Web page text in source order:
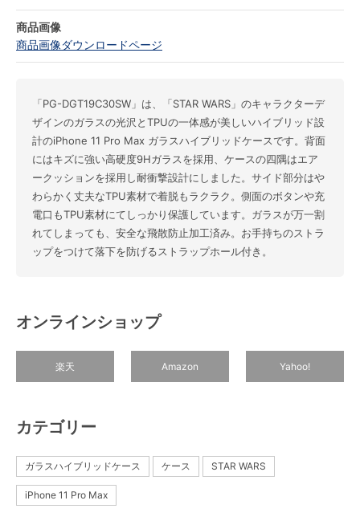
商品画像
商品画像ダウンロードページ
「PG-DGT19C30SW」は、「STAR WARS」のキャラクターデ
ザインのガラスの光沢とTPUの一体感が美しいハイブリッド設
計のiPhone 11 Pro Max ガラスハイブリッドケースです。背面
にはキズに強い高硬度9Hガラスを採用、ケースの四隅はエア
ークッションを採用し耐衝撃設計にしました。サイド部分はや
わらかく丈夫なTPU素材で着脱もラクラク。側面のボタンや充
電口もTPU素材にてしっかり保護しています。ガラスが万一割
れてしまっても、安全な飛散防止加工済み。お手持ちのストラ
ップをつけて落下を防げるストラップホール付き。
オンラインショップ
楽天 Amazon Yahoo!
カテゴリー
ガラスハイブリッドケース ケース STAR WARS
iPhone 11 Pro Max